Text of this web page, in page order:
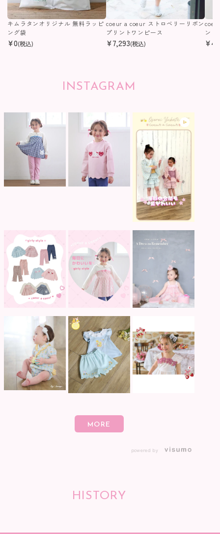
キムラタンオリジナル 無料ラッピ
ング袋
¥0(税込)
coeur a coeur ストロベリーリボン
プリントワンピース
¥7,293(税込)
ンピ
¥
INSTAGRAM
powered by
HISTORY